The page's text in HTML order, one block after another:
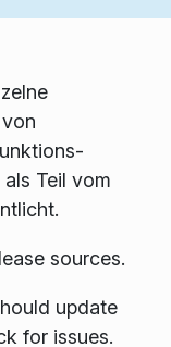
Teil vom
sources.
update
for issues.